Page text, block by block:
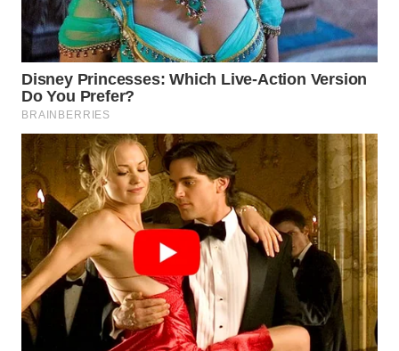
WAHANANEWS
NET
WAHANA
SPORT
WAHANA
UMKM
WAHANA
SELEB
WAHANA
PERSONA